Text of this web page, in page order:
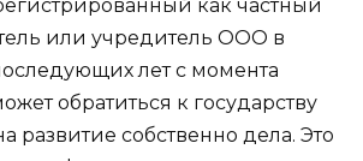
как частный
или учредитель ООО в
лет с момента
обратиться к государству
развитие собственно дела. Это